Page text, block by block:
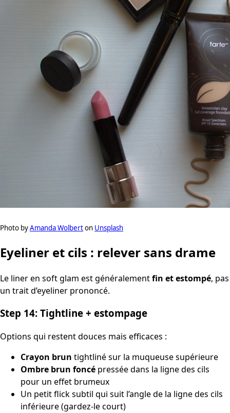
Photo byAmanda Wolberton Unsplash
Eyeliner et cils : relever sans drame
Le liner en soft glam est généralementfin et estompé, pas
un trait d’eyeliner prononcé.
Step 14: Tightline + estompage
Options qui restent douces mais efficaces :
Crayon brun tightliné sur la muqueuse supérieure
Ombre brun foncé pressée dans la ligne des cils
pour un effet brumeux
Un petit flick subtil qui suit l’angle de la ligne des cils
inférieure (gardez-le court)